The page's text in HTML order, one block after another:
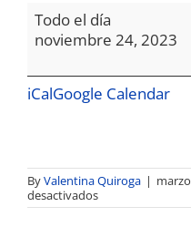
Congreso
Nacional
de
Infraestructura
Todo el día
noviembre 24, 2023
iCalGoogle Calendar
ByValentina Quiroga |
desactivadosen